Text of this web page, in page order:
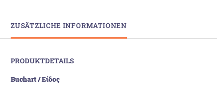
ZUSÄTZLICHE INFORMATIONEN
PRODUKTDETAILS
Buchart / Είδος